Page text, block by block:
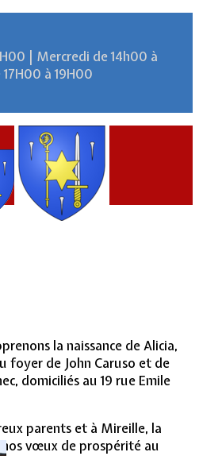
| Mercredi de 14h00 à
à 19H00
la naissance de Alicia,
foyer de John Caruso et de
domiciliés au 19 rue Emile
parents et à Mireille, la
vœux de prospérité au